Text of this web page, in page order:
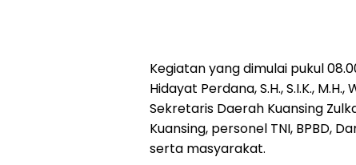
Kegiatan yang dimulai pukul
Hidayat Perdana, S.H., S.I.K.,
Sekretaris Daerah Kuansing
Kuansing, personel TNI, BPBD,
serta masyarakat.